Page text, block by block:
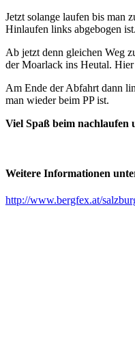
Jetzt solange laufen bis man
Hinlaufen links abgebogen ist.
Ab jetzt denn gleichen Weg
der Moarlack ins Heutal.
Am Ende der Abfahrt dann
man wieder beim PP ist.
Viel Spaß beim nachlaufen
Weitere Informationen
http://www.bergfex.at/